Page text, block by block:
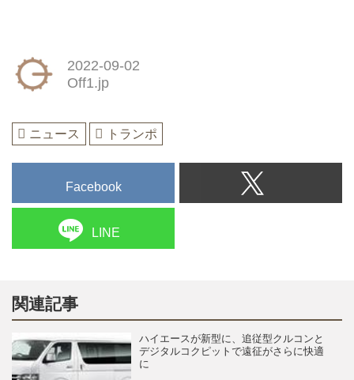
2022-09-02
Off1.jp
ニュース トランポ
Facebook
LINE
関連記事
ハイエースが新型に、追従型クルコンと
デジタルコクピットで遠征がさらに快適
に